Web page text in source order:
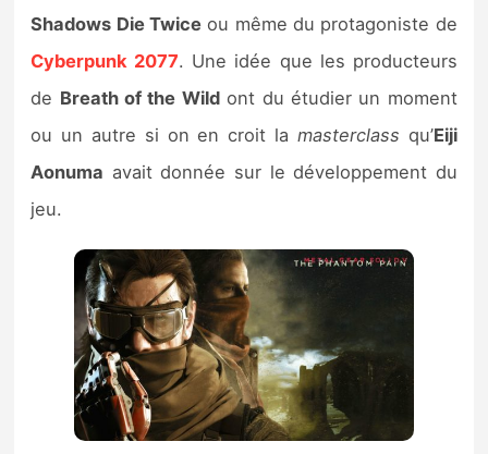
Shadows Die Twiceou même du protagoniste de
Cyberpunk 2077. Une idée que les producteurs
de Breath of the Wildont du étudier un moment
ou un autre si on en croit la masterclass qu’Eiji
Aonuma avait donnée sur le développement du
jeu.